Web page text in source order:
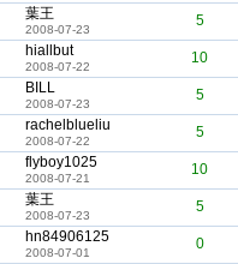
葉王
2008-07-23
5
hiallbut
2008-07-22
10
BILL
2008-07-23
5
rachelblueliu
2008-07-22
5
flyboy1025
2008-07-21
10
葉王
2008-07-23
5
hn84906125
2008-07-01
0